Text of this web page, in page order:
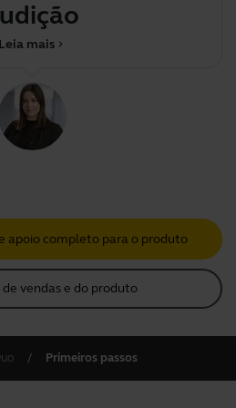
chevron_right
Leia mais
apoio completo para o produto
vendas e do produto
Primeiros passos